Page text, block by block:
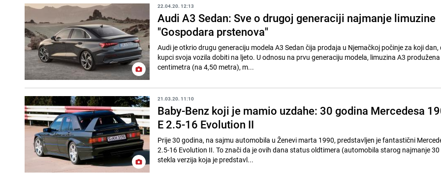
22.04.20. 12:13
Audi A3 Sedan: Sve o drugoj generaciji najmanje limuzine
"Gospodara prstenova"
Audi je otkrio drugu generaciju modela A3 Sedan čija prodaja u Njemačkoj počinje za koji dan,
kupci svoja vozila dobiti na ljeto. U odnosu na prvu generaciju modela, limuzina A3
centimetra (na 4,50 metra), m...
21.03.20. 11:10
Baby-Benz koji je mamio uzdahe: 30 godina Mercedesa
E 2.5-16 Evolution II
Prije 30 godina, na sajmu automobila u Ženevi marta 1990, predstavljen je fantastični
2.5-16 Evolution II. To znači da je ovih dana status oldtimera (automobila starog najmanje
stekla verzija koja je predstavl...